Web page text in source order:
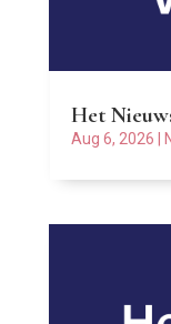
Het
Aug 6, 2026